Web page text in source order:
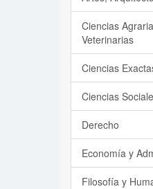
Ciencias
Veterinarias
Ciencias
Ciencias
Derecho
Economía y
Filosofía y